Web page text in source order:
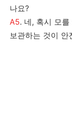
나요?
A5. 네, 혹시 모
보관하는 것이 안